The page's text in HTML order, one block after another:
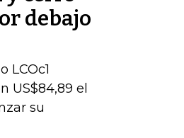
debajo
LCOc1
US$84,89 el
su